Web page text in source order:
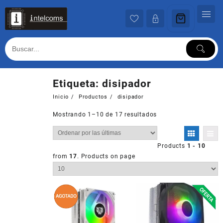
contenido
Etiqueta:disipador
Inicio Productos disipador
Mostrando 1–10 de 17 resultados
Products 1 - 10
from 17. Products on page